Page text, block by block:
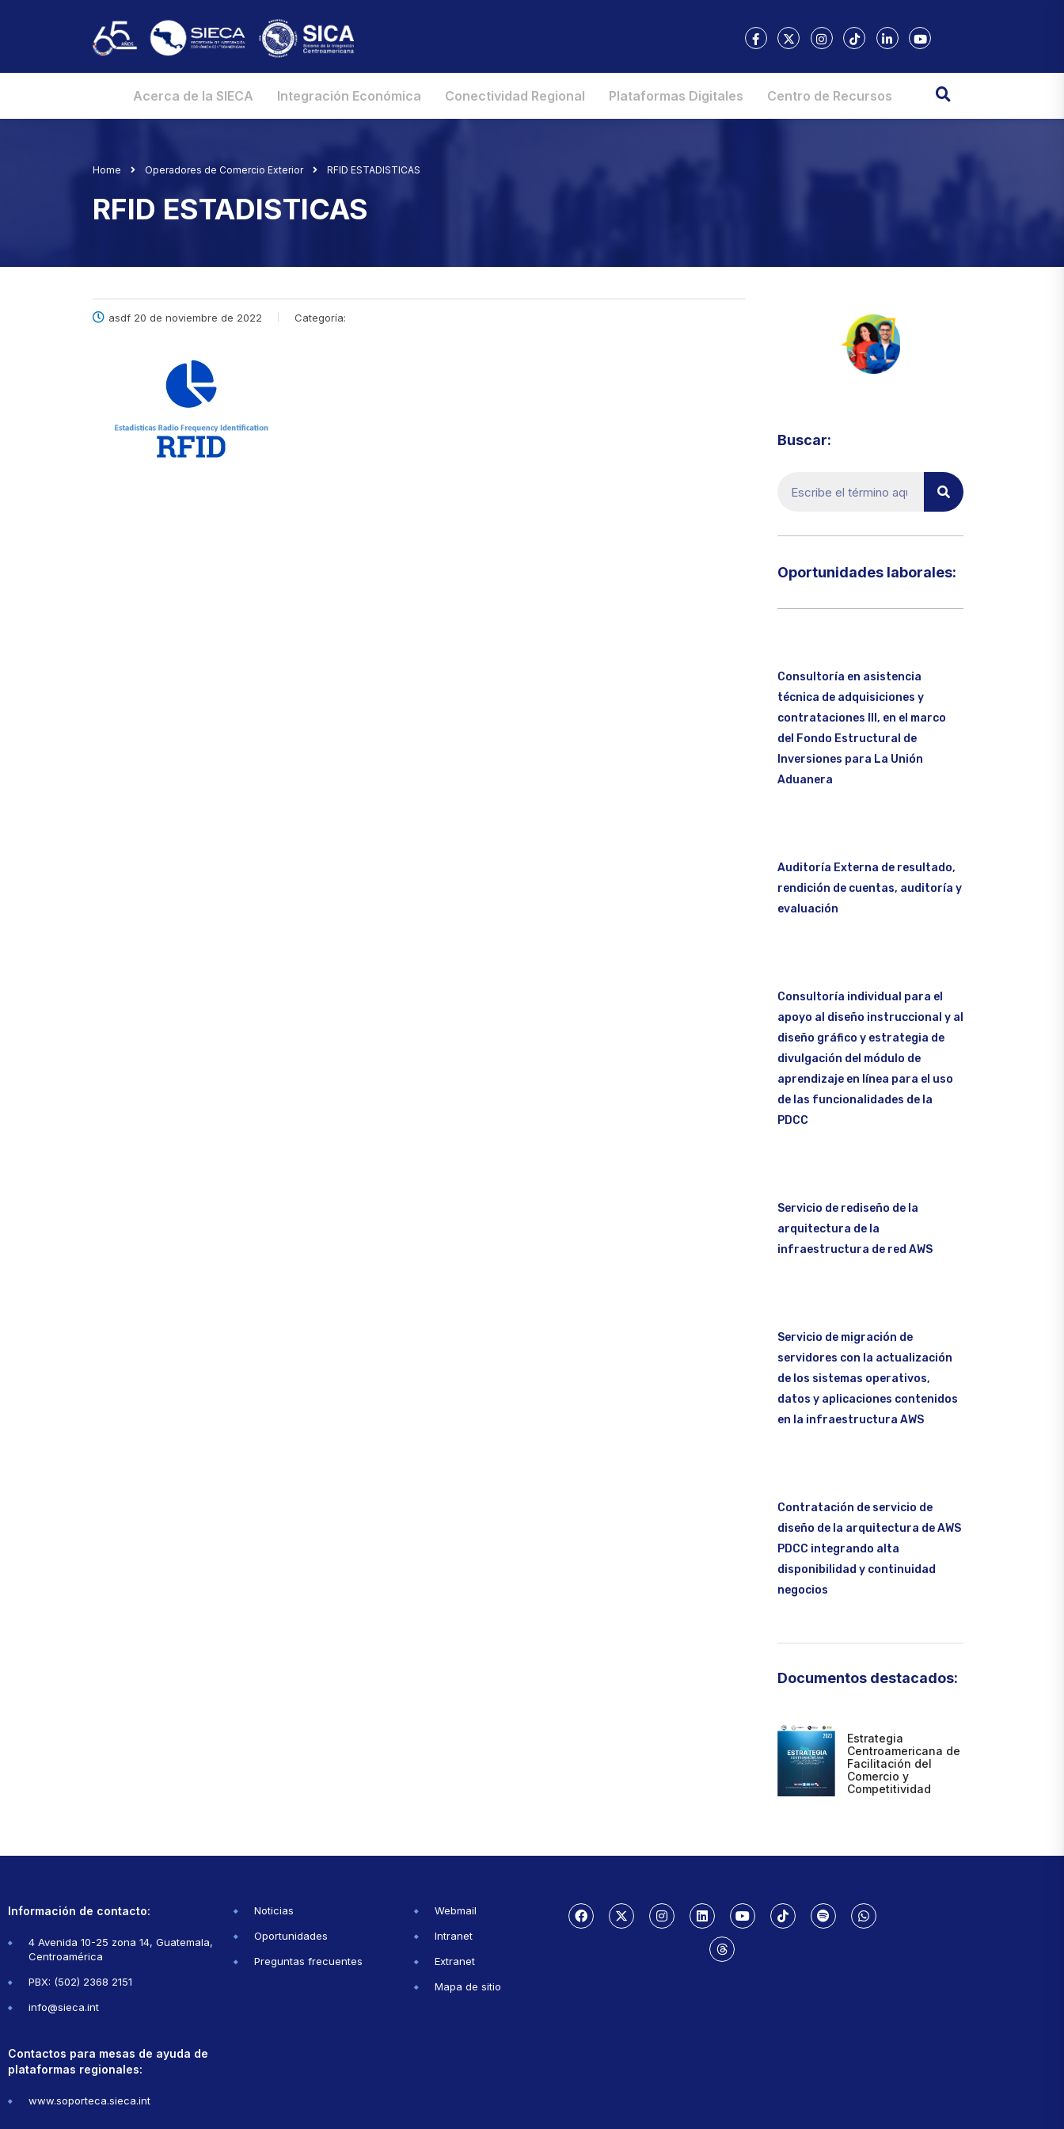
Acerca de la SIECA Integración Económica Conectividad Regional Plataformas Digitales Centro de Recursos
Home Operadores de Comercio Exterior RFID ESTADISTICAS
RFID ESTADISTICAS
asdf 20 de noviembre de 2022 Categoría:
Buscar:
Oportunidades laborales:​
Consultoría en asistencia
técnica de adquisiciones y
contrataciones III, en el marco
del Fondo Estructural de
Inversiones para La Unión
Aduanera
Auditoría Externa de resultado,
rendición de cuentas, auditoría y
evaluación
Consultoría individual para el
apoyo al diseño instruccional y al
diseño gráfico y estrategia de
divulgación del módulo de
aprendizaje en línea para el uso
de las funcionalidades de la
PDCC
Servicio de rediseño de la
arquitectura de la
infraestructura de red AWS
Servicio de migración de
servidores con la actualización
de los sistemas operativos,
datos y aplicaciones contenidos
en la infraestructura AWS
Contratación de servicio de
diseño de la arquitectura de AWS
PDCC integrando alta
disponibilidad y continuidad
negocios
Documentos destacados:
Estrategia
Centroamericana de
Facilitación del
Comercio y
Competitividad
Información de contacto:
4 Avenida 10-25 zona 14, Guatemala,
Centroamérica
PBX: (502) 2368 2151
info@sieca.int
Contactos para mesas de ayuda de
plataformas regionales:
www.soporteca.sieca.int
Noticias
Oportunidades
Preguntas frecuentes
Webmail
Intranet
Extranet
Mapa de sitio